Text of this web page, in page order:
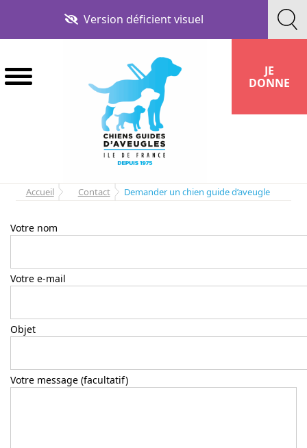
la
contenu
Version déficient visuel
JE
DONNE
Accueil Contact Demander un chien guide d’aveugle
Votre nom
Votre e-mail
Objet
Votre message (facultatif)